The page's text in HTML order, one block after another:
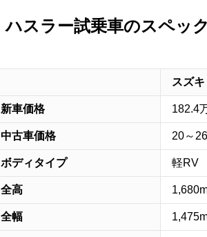
ハスラー試乗車のスペッ
スズ
新車価格 182.4
中古車価格 20～
ボディタイプ 軽RV
全高
全幅